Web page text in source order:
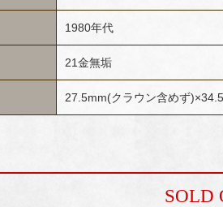
1980年代
21金無垢
27.5mm(クラウン含めず
SOLD